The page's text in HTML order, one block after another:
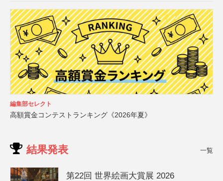
編集部セレクト
高額賞金コンテストランキング《2026年夏》
結果発表 一覧
第22回 世界絵画大賞展 2026